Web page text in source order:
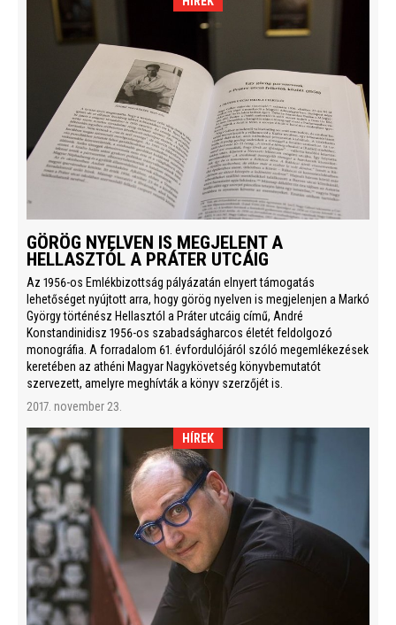
GÖRÖG NYELVEN IS MEGJELENT A
HELLASZTÓL A PRÁTER UTCÁIG
Az 1956-os Emlékbizottság pályázatán elnyert támogatás
lehetőséget nyújtott arra, hogy görög nyelven is megjelenjen a Markó
György történész Hellasztól a Práter utcáig című, André
Konstandinidisz 1956-os szabadságharcos életét feldolgozó
monográfia. A forradalom 61. évfordulójáról szóló megemlékezések
keretében az athéni Magyar Nagykövetség könyvbemutatót
szervezett, amelyre meghívták a könyv szerzőjét is.
2017. november 23.
HÍREK